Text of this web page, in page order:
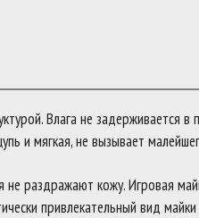
Влага не задерживается в
и мягкая, не вызывает
раздражают кожу. Игровая
привлекательный вид